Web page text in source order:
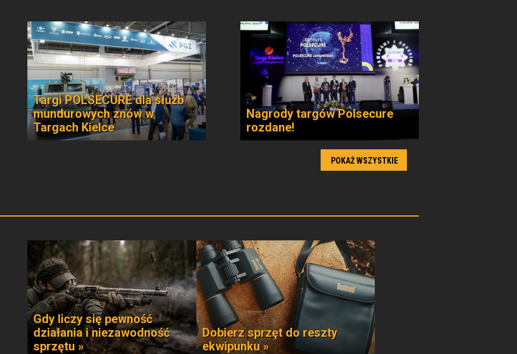
Targi POLSECURE dla służb
mundurowych znów w
Targach Kielce
Nagrody targów Polsecure
rozdane!
POKAŻ WSZYSTKIE
Gdy liczy się pewność
działania i niezawodność
sprzętu »
Dobierz sprzęt do reszty
ekwipunku »